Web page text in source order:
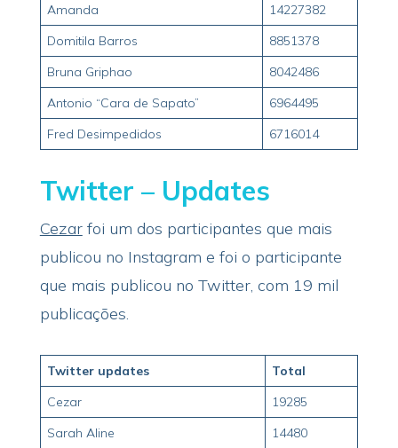
Amanda
14227382
Domitila Barros
8851378
Bruna Griphao
8042486
Antonio “Cara de Sapato”
6964495
Fred Desimpedidos
6716014
Twitter – Updates
Cezarfoi um dos participantes que mais
publicou no Instagram e foi o participante
que mais publicou no Twitter, com 19 mil
publicações.
Twitter updates
Total
Cezar
19285
Sarah Aline
14480